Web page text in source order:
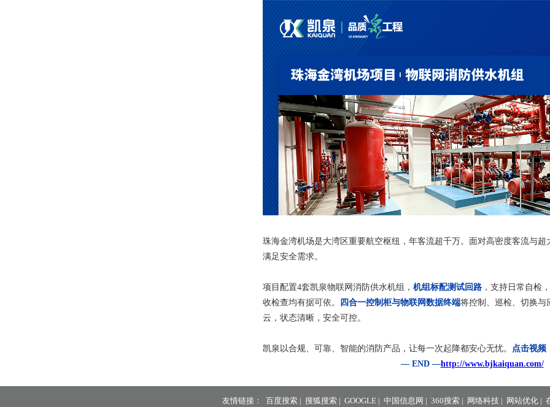
珠海金湾机场是大湾区重要航空枢纽，年客流超千万。面对高密度客流与
满足安全需求。
项目配置4套凯泉物联网消防供水机组， 机组标配测试回路 ，支持日常自检
收检查均有据可依。
四合一控制柜与物联网数据终端将控制、巡检、切换与
云，状态清晰，安全可控。
凯泉以合规、可靠、智能的消防产品，让每一次起降都安心无忧。 点击视频
— END —http://www.bjkaiquan.com/
友情链接： 百度搜索| 搜狐搜索| GOOGLE| 中国信息网 | 360搜索| 网络科技| 网站优化|